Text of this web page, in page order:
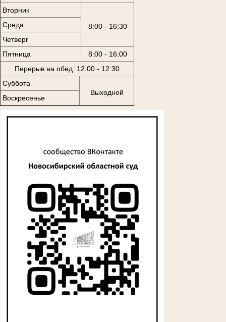
Вторник
8:00 - 16:30
Среда
Четверг
Пятница
8:00 - 16:00
Перерыв на обед: 12:00 - 12:30
Суббота
Выходной
Воскресенье